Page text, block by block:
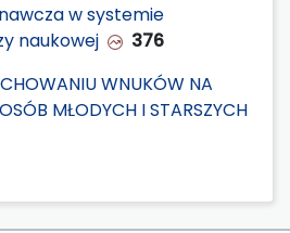
w systemie
naukowej
376
WNUKÓW NA
MŁODYCH I STARSZYCH